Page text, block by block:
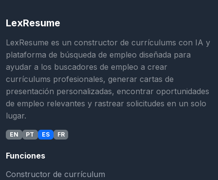
LexResume
LexResume es un constructor de currículums con IA y
plataforma de búsqueda de empleo diseñada para
ayudar a los buscadores de empleo a crear
currículums profesionales, generar cartas de
presentación personalizadas, encontrar oportunidades
de empleo relevantes y rastrear solicitudes en un solo
lugar.
EN PT ES FR
Funciones
Constructor de currículum